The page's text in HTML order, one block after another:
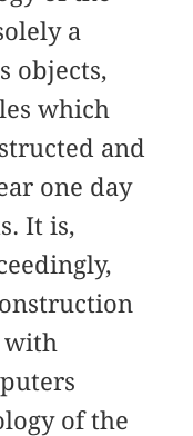
a
objects,
which
and
one day
It is,
with
of the